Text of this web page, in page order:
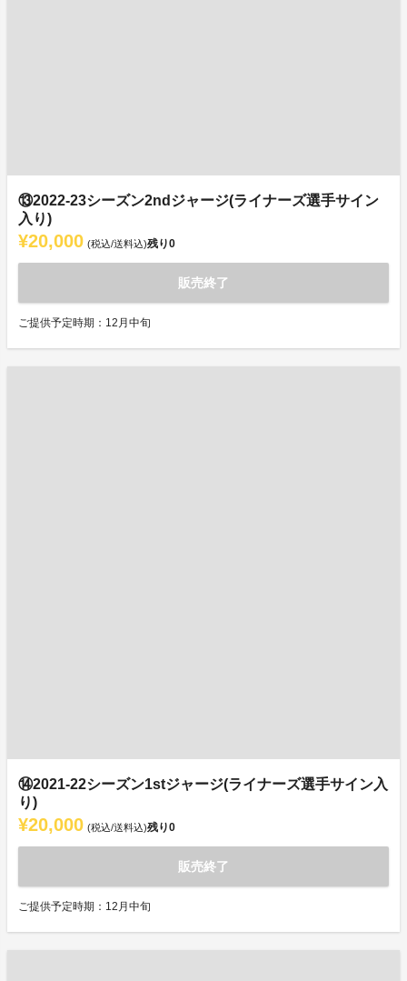
⑬2022-23シーズン2ndジャージ(ライナーズ選手サイン
入り)
¥20,000 (税込/送料込)残り0
販売終了
ご提供予定時期：12月中旬
⑭2021-22シーズン1stジャージ(ライナーズ選手サイン入
り)
¥20,000 (税込/送料込)残り0
販売終了
ご提供予定時期：12月中旬